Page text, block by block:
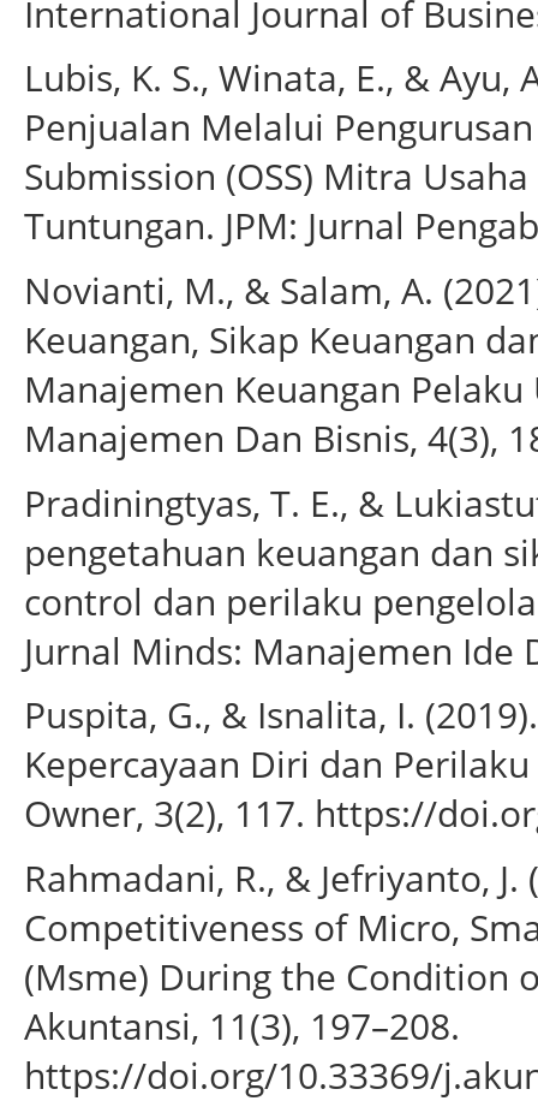
International Journal of
Lubis, K. S., Winata, E., &
Penjualan Melalui
Submission (OSS) Mitra
Tuntungan. JPM: Jurnal
Novianti, M., & Salam, A.
Keuangan, Sikap Keuangan
Manajemen Keuangan
Manajemen Dan Bisnis, 4(3),
Pradiningtyas, T. E., &
pengetahuan keuangan dan
control dan perilaku
Jurnal Minds: Manajemen Ide
Puspita, G., & Isnalita, I.
Kepercayaan Diri dan
Owner, 3(2), 117. https://
Rahmadani, R., & Jefriyanto,
Competitiveness of Micro,
(Msme) During the Condition
Akuntansi, 11(3), 197–208.
https://doi.org/10.33369/